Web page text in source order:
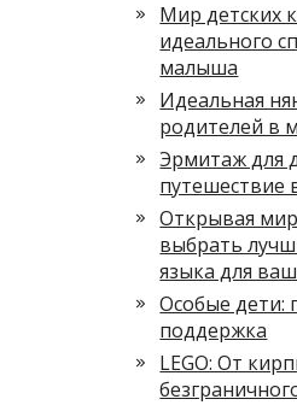
Мир детских
идеального
малыша
Идеальная
родителей в
Эрмитаж для
путешествие
Открывая
выбрать
языка для
Особые дети:
поддержка
LEGO: От